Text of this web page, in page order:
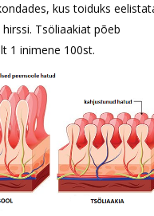
kus toiduks
Tsöliaakiat põeb
1 inimene 100st.